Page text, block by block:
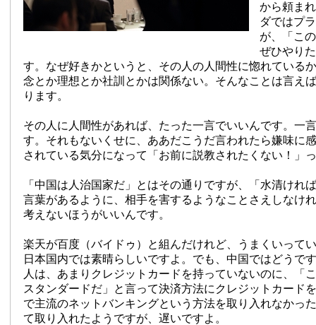
から頼ま
ダではプ
が、「こ
ぜひやり
す。なぜ好きかというと、その人の人間性に惚れている
念とか理想とか社訓とかは関係ない。そんなことは言え
ります。
その人に人間性があれば、たった一言でいいんです。一
す。それもないくせに、ああだこうだ言われたら嫌味に
されている気分になって「お前に説教されたくない！」
「中国は人治国家だ」とはその通りですが、「水清けれ
言葉があるように、相手を害するようなことさえしなけ
考えないほうがいいんです。
楽天が百度（バイドゥ）と組んだけれど、うまくいって
日本国内では素晴らしいですよ。でも、中国ではどう
人は、あまりクレジットカードを持っていないのに、「
スタンダードだ」と言って決済方法にクレジットカード
で主流のネットバンキングという方法を取り入れなかっ
て取り入れたようですが、遅いですよ。